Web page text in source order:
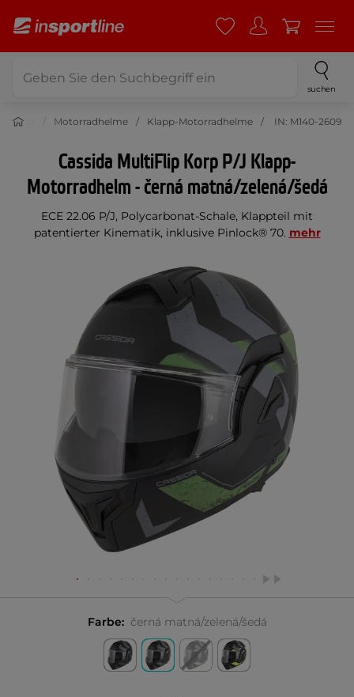
suchen
Moto Motorradhelme Klapp-Motorradhelme IN: M140-2609
Cassida MultiFlip Korp P/J Klapp-
Motorradhelm - černá matná/zelená/šedá
ECE 22.06 P/J, Polycarbonat-Schale, Klappteil mit
patentierter Kinematik, inklusive Pinlock® 70. mehr
Farbe: černá matná/zelená/šedá